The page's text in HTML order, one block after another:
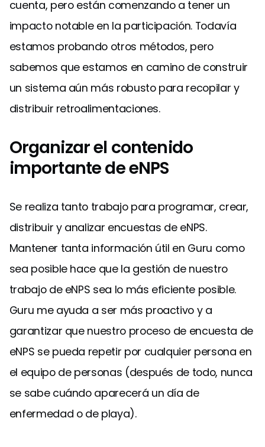
cuenta, pero están comenzando a tener un
impacto notable en la participación. Todavía
estamos probando otros métodos, pero
sabemos que estamos en camino de construir
un sistema aún más robusto para recopilar y
distribuir retroalimentaciones.
Organizar el contenido
importante de eNPS
Se realiza tanto trabajo para programar, crear,
distribuir y analizar encuestas de eNPS.
Mantener tanta información útil en Guru como
sea posible hace que la gestión de nuestro
trabajo de eNPS sea lo más eficiente posible.
Guru me ayuda a ser más proactivo y a
garantizar que nuestro proceso de encuesta de
eNPS se pueda repetir por cualquier persona en
el equipo de personas (después de todo, nunca
se sabe cuándo aparecerá un día de
enfermedad o de playa).